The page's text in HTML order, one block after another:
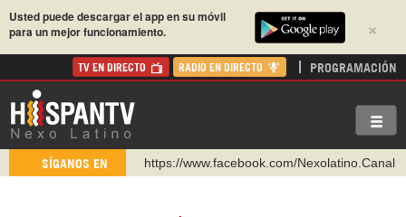
×
Usted puede descargar el app en su móvil
para un mejor funcionamiento.
TV EN DIRECTO RADIO EN DIRECTO PROGRAMACIÓN
SÍGANOS EN
https://www.facebook.com/Nexolatino.Canal